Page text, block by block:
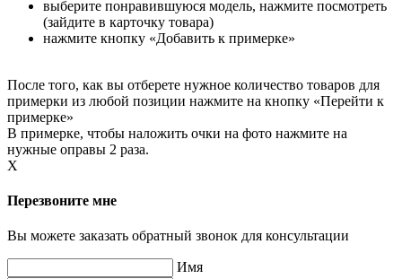
выберите понравившуюся модель, нажмите посмотреть
(зайдите в карточку товара)
нажмите кнопку «Добавить к примерке»
После того, как вы отберете нужное количество товаров для
примерки из любой позиции нажмите на кнопку «Перейти к
примерке»
В примерке, чтобы наложить очки на фото нажмите на
нужные оправы 2 раза.
X
Перезвоните мне
Вы можете заказать обратный звонок для консультации
Имя